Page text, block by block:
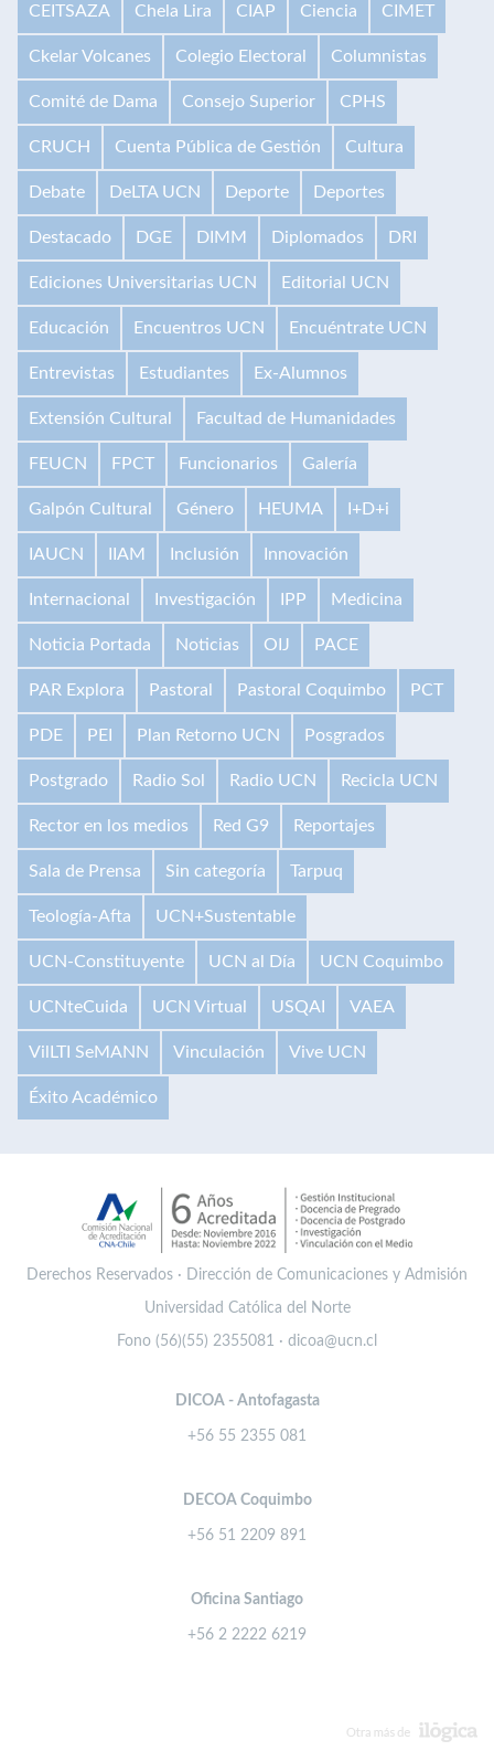
CEITSAZA Chela Lira CIAP Ciencia CIMET
Ckelar Volcanes Colegio Electoral Columnistas
Comité de Dama Consejo Superior CPHS
CRUCH Cuenta Pública de Gestión Cultura
Debate DeLTA UCN Deporte Deportes
Destacado DGE DIMM Diplomados DRI
Ediciones Universitarias UCN Editorial UCN
Educación Encuentros UCN Encuéntrate UCN
Entrevistas Estudiantes Ex-Alumnos
Extensión Cultural Facultad de Humanidades
FEUCN FPCT Funcionarios Galería
Galpón Cultural Género HEUMA I+D+i
IAUCN IIAM Inclusión Innovación
Internacional Investigación IPP Medicina
Noticia Portada Noticias OIJ PACE
PAR Explora Pastoral Pastoral Coquimbo PCT
PDE PEI Plan Retorno UCN Posgrados
Postgrado Radio Sol Radio UCN Recicla UCN
Rector en los medios Red G9 Reportajes
Sala de Prensa Sin categoría Tarpuq
Teología-Afta UCN+Sustentable
UCN-Constituyente UCN al Día UCN Coquimbo
UCNteCuida UCN Virtual USQAI VAEA
VilLTI SeMANN Vinculación Vive UCN
Éxito Académico
Derechos Reservados · Dirección de Comunicaciones y Admisión
Universidad Católica del Norte
Fono (56)(55) 2355081 · dicoa@ucn.cl
DICOA - Antofagasta
+56 55 2355 081
DECOA Coquimbo
+56 51 2209 891
Oficina Santiago
+56 2 2222 6219